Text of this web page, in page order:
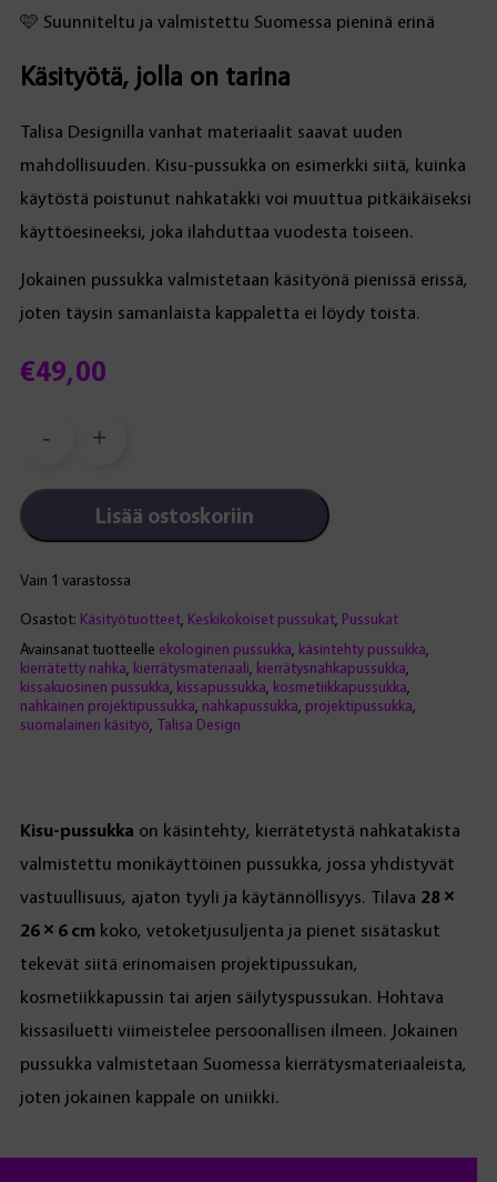
€49,00
🩷 Suunniteltu ja valmistettu Suomessa pieninä erinä
Käsityötä, jolla on tarina
Talisa Designilla vanhat materiaalit saavat uuden
mahdollisuuden. Kisu-pussukka on esimerkki siitä, kuinka
käytöstä poistunut nahkatakki voi muuttua pitkäikäiseksi
käyttöesineeksi, joka ilahduttaa vuodesta toiseen.
Jokainen pussukka valmistetaan käsityönä pienissä erissä,
joten täysin samanlaista kappaletta ei löydy toista.
Vain 1 varastossa
-
kierrätysnahka
määrä
+
Lisää ostoskoriin
Osastot: Käsityötuotteet, Keskikokoiset pussukat, Pussukat
Avainsanat tuotteelle ekologinen pussukka käsintehty pussukka
kierrätetty nahka kierrätysmateriaali kierrätysnahkapussukka
kissakuosinen pussukka kissapussukka kosmetiikkapussukka
nahkainen projektipussukka nahkapussukka projektipussukka
suomalainen käsityö Talisa Design
Kisu-pussukka on käsintehty, kierrätetystä nahkatakista
valmistettu monikäyttöinen pussukka, jossa yhdistyvät
vastuullisuus, ajaton tyyli ja käytännöllisyys. Tilava 28 ×
26 × 6 cmkoko, vetoketjusuljenta ja pienet sisätaskut
tekevät siitä erinomaisen projektipussukan,
kosmetiikkapussin tai arjen säilytyspussukan. Hohtava
kissasiluetti viimeistelee persoonallisen ilmeen. Jokainen
pussukka valmistetaan Suomessa kierrätysmateriaaleista,
joten jokainen kappale on uniikki.